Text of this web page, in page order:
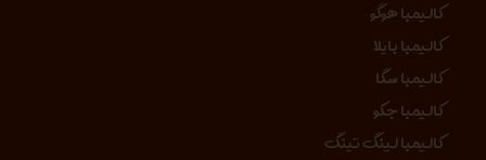
کالیمبا هوگو
کالیمبا بایلا
کالیمبا سگا
کالیمبا جکو
کالیمبا لینگ تینگ